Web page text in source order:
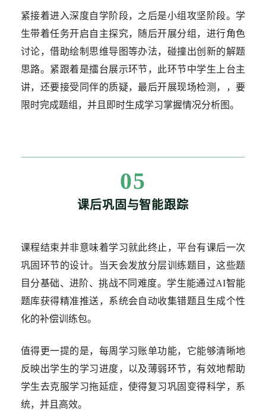
紧接着进入深度自学阶段，之后是小组攻坚阶段。学
生带着任务开启自主探究，随后开展分组，进行角色
讨论，借助绘制思维导图等办法，碰撞出创新的解题
思路。紧跟着是擂台展示环节，此环节中学生上台主
讲，还要接受同伴的质疑，最后开展现场检测，，要
限时完成题组，并且即时生成学习掌握情况分析图。
05
课后巩固与智能跟踪
课程结束并非意味着学习就此终止，平台有课后一次
巩固环节的设计。当天会发放分层训练题目，这些题
目分基础、进阶、挑战不同难度。学生能通过AI智能
题库获得精准推送，系统会自动收集错题且生成个性
化的补偿训练包。
值得更一提的是，每周学习账单功能，它能够清晰地
反映出学生的学习进度，以及薄弱环节，有效地帮助
学生去克服学习拖延症，使得复习巩固变得科学，系
统，并且高效。